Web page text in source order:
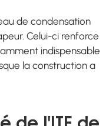
de condensation
Celui-ci renforce
indispensable
la construction a